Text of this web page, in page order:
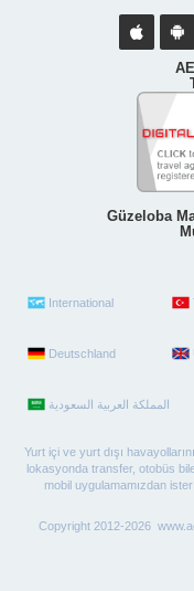
Güzeloba
International
Deutschland
Yurt içi ve yurt dışı
lokasyonda transfer, otobüs
mobil uygulamamızdan
Copyright 2012-2026